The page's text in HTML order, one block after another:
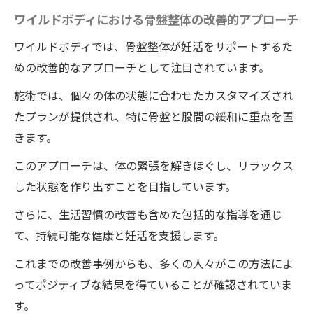
徳島県での妊活に向けた整体院ワイルドボ
ディの施術プログラム
整体院ワイルドボディの施術がもたらす妊
整体院ワイルドボディの施術で目指す健康
徳島県の整体院ワイルドボディの施術の改
善例とその秘訣
ワイルドボディにおける骨盤整体の改善的アプローチ
ワイルドボディでは、骨盤整体が妊活をサポートするた
めの改善的なアプローチとして注目されています。
施術では、個々の体の状態に合わせたカスタマイズされ
たプランが提供され、特に骨盤と股間の緩和に重点を置
きます。
このアプローチは、体の緊張を解きほぐし、リラックス
した状態を作り出すことを目指しています。
さらに、生活習慣の改善も含めた包括的な指導を通じ
て、持続可能な健康と妊活を支援します。
これまでの改善事例からも、多くの人々がこの方法によ
ってポジティブな結果を得ていることが確認されていま
す。